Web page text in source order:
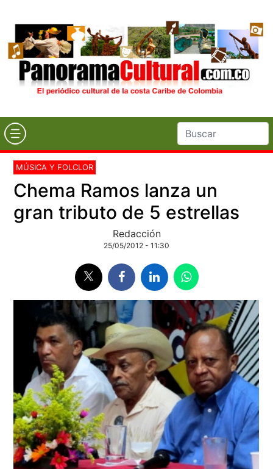
MÚSICA Y FOLCLOR
Chema Ramos lanza un
gran tributo de 5 estrellas
Redacción
25/05/2012 - 11:30